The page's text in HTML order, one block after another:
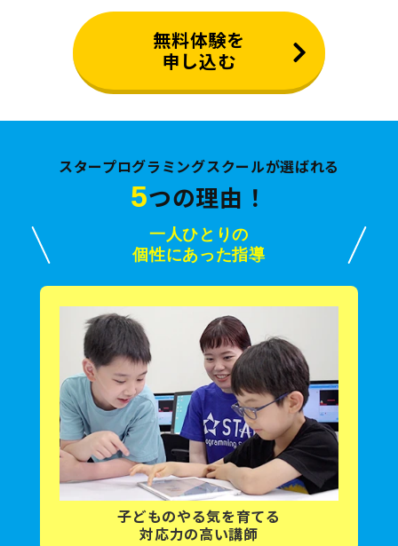
無料体験を
申し込む
スタープログラミングスクールが選ばれる
5つの理由！
一人ひとりの
個性にあった指導
子どものやる気を育てる
対応力の高い講師